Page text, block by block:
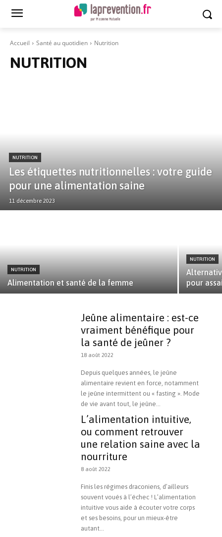
Accueil Santé au quotidien Nutrition
NUTRITION
NUTRITION
Les étiquettes nutritionnelles : votre guide
pour une alimentation saine
11 décembre 2023
NUTRITION
Alimentation et santé de la femme
NUTRITION
pour
Jeûne alimentaire : est-ce
vraiment bénéfique pour
la santé de jeûner ?
18 août 2022
Depuis quelques années, le jeûne
alimentaire revient en force, notamment
le jeûne intermittent ou « fasting ». Mode
de vie avant tout, le jeûne...
L’alimentation intuitive,
ou comment retrouver
une relation saine avec la
nourriture
8 août 2022
Finis les régimes draconiens, d’ailleurs
souvent voués à l’échec ! L’alimentation
intuitive vous aide à écouter votre corps
et ses besoins, pour un mieux-être
autant...